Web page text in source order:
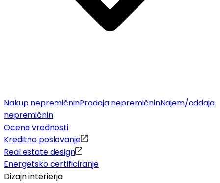
Nakup nepremičninProdaja nepremičninNajem/oddaja
nepremičnin
Ocena vrednosti
Kreditno poslovanje
Real estate design
Energetsko certificiranje
Dizajn interierja